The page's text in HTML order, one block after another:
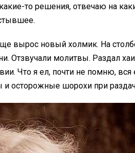
то решения, отвечаю на
вырос новый холмик. На
Отзвучали молитвы. Раздал
Что я ел, почти не помню, вся
осторожные шорохи при